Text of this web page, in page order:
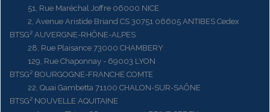
51, Rue Maréchal Joffre 06000 NICE
2, Avenue Aristide Briand CS 30751 06605 ANTIBES Cedex
BTSG² AUVERGNE-RHÔNE-ALPES
28, Rue Plaisance 73000 CHAMBERY
129, Rue Chaponnay - 69003 LYON
BTSG² BOURGOGNE-FRANCHE COMTE
22, Quai Gambetta 71100 CHALON-SUR-SAÔNE
BTSG² NOUVELLE AQUITAINE